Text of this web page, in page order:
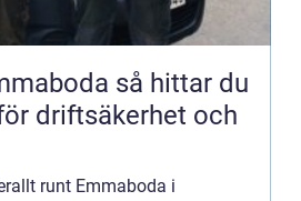
så hittar du
driftsäkerhet och
runt Emmaboda i